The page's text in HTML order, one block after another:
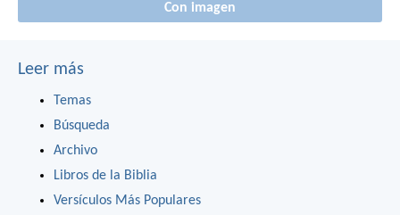
Con imagen
Leer más
Temas
Búsqueda
Archivo
Libros de la Biblia
Versículos Más Populares